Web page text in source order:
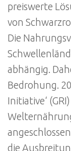
preiswerte
von
Die
abhängig.
Bedrohung.
Initiative‘
die